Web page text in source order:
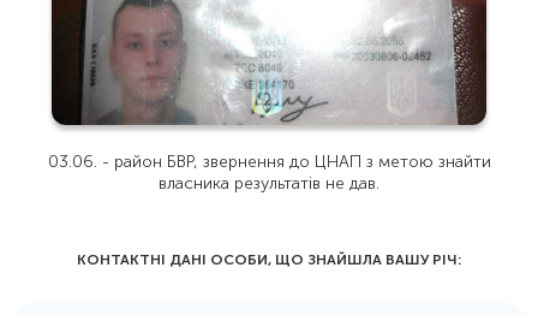
03.06. - район БВР, звернення до ЦНАП з метою знайти
власника результатів не дав.
КОНТАКТНІ ДАНІ ОСОБИ, ЩО ЗНАЙШЛА ВАШУ РIЧ: